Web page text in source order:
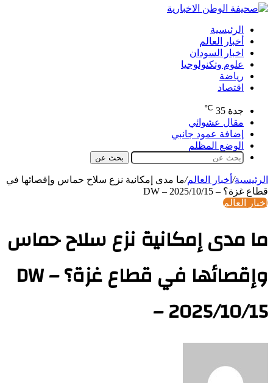
الرئيسية
أخبار العالم
اخبار السودان
علوم وتكنولوجيا
رياضة
اقتصاد
جدة 35
℃
مقال عشوائي
إضافة عمود جانبي
الوضع المظلم
بحث عن
الرئيسية/ أخبار العالم/ما مدى إمكانية نزع سلاح حماس وإقصائها في
قطاع غزة؟ – DW – 2025/10/15
أخبار العالم
ما مدى إمكانية نزع سلاح حماس
وإقصائها في قطاع غزة؟ – DW
– 2025/10/15